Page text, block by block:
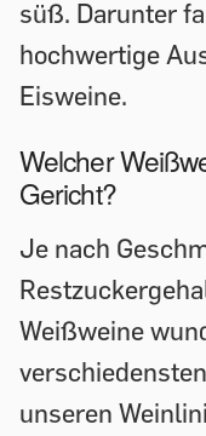
süß. Darunter
hochwertige
Eisweine.
Welcher
Gericht?
Je nach
Weißweine
unseren